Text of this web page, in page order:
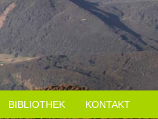
BIBLIOTHEK KONTAKT